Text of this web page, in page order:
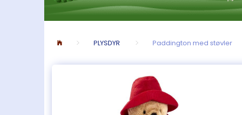
PLYSDYR Paddington med støvler